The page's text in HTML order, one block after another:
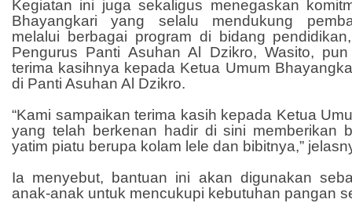
Kegiatan ini juga sekaligus menegaskan
Bhayangkari yang selalu mendukung
melalui berbagai program di bidang
Pengurus Panti Asuhan Al Dzikro, Wasito,
terima kasihnya kepada Ketua Umum
di Panti Asuhan Al Dzikro.
“Kami sampaikan terima kasih kepada Ketua
yang telah berkenan hadir di sini memberikan
yatim piatu berupa kolam lele dan bibitnya,”
Ia menyebut, bantuan ini akan digunakan
anak-anak untuk mencukupi kebutuhan pangan